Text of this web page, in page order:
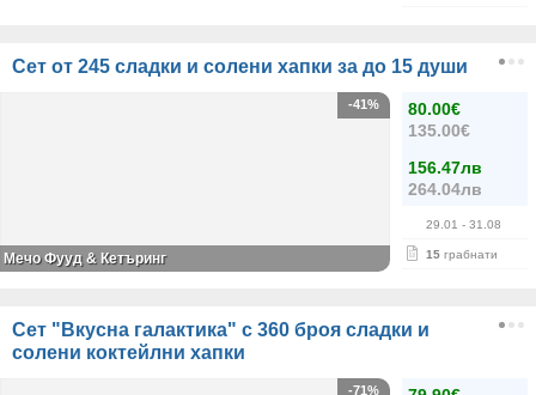
Сет от 245 сладки и солени хапки за до 15 души
80.00€
135.00€
156.47лв
264.04лв
29.01 - 31.08
15 грабнати
-41%
Мечо Фууд & Кетъринг
Сет "Вкусна галактика" с 360 броя сладки и
солени коктейлни хапки
-71%